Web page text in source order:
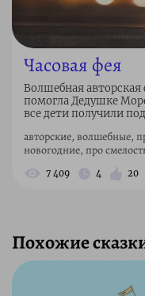
Часовая фея
Волшебная авторская
помогла Дедушке
все дети получили
авторские, волшебные,
новогодние, про
7 409 4 20
Похожие